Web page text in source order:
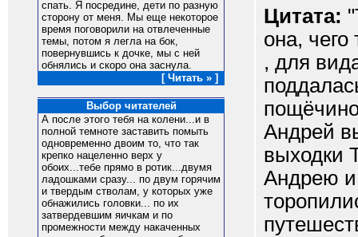
спать. Я посредине, дети по разную
сторону от меня. Мы еще некоторое
время поговорили на отвлеченные
темы, потом я легла на бок,
повернувшись к дочке, мы с ней
обнялись и скоро она заснула.
[ Читать » ]
Выбор читателей
А после этого тебя на колени...и в
полной темноте заставить помыть
одновременно двоим то, что так
крепко нацеленно верх у
обоих...тебе прямо в ротик...двумя
ладошками сразу... по двум горячим
и твердым стволам, у которых уже
обнажились головки... по их
затвердевшим яичкам и по
промежности между накаченных
Цитата:
она,
, для
Андрей
выходки
Андрею и